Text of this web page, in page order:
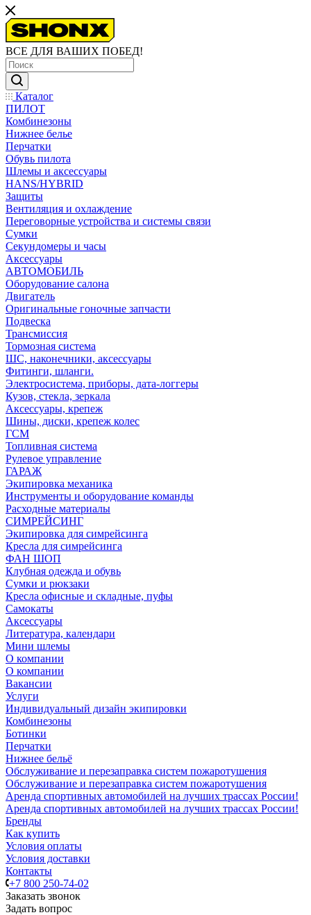
ВСЕ ДЛЯ ВАШИХ ПОБЕД!
Каталог
ПИЛОТ
Комбинезоны
Нижнее белье
Перчатки
Обувь пилота
Шлемы и аксессуары
HANS/HYBRID
Защиты
Вентиляция и охлаждение
Переговорные устройства и системы связи
Сумки
Секундомеры и часы
Аксессуары
АВТОМОБИЛЬ
Оборудование салона
Двигатель
Оригинальные гоночные запчасти
Подвеска
Трансмиссия
Тормозная система
ШС, наконечники, аксессуары
Фитинги, шланги.
Электросистема, приборы, дата-логгеры
Кузов, стекла, зеркала
Аксессуары, крепеж
Шины, диски, крепеж колес
ГСМ
Топливная система
Рулевое управление
ГАРАЖ
Экипировка механика
Инструменты и оборудование команды
Расходные материалы
СИМРЕЙСИНГ
Экипировка для симрейсинга
Кресла для симрейсинга
ФАН ШОП
Клубная одежда и обувь
Сумки и рюкзаки
Кресла офисные и складные, пуфы
Самокаты
Аксессуары
Литература, календари
Мини шлемы
О компании
О компании
Вакансии
Услуги
Индивидуальный дизайн экипировки
Комбинезоны
Ботинки
Перчатки
Нижнее бельё
Обслуживание и перезаправка систем пожаротушения
Обслуживание и перезаправка систем пожаротушения
Аренда спортивных автомобилей на лучших трассах России!
Аренда спортивных автомобилей на лучших трассах России!
Бренды
Как купить
Условия оплаты
Условия доставки
Контакты
+7 800 250-74-02
Заказать звонок
Задать вопрос